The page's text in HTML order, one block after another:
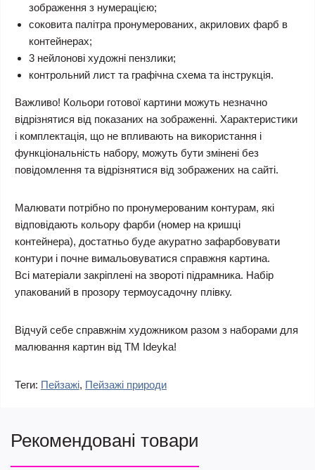
зображення з нумерацією;
соковита палітра пронумерованих, акрилових фарб в
контейнерах;
3 нейлонові художні пензлики;
контрольний лист та графічна схема та інструкція.
Важливо! Кольори готової картини можуть незначно
відрізнятися від показаних на зображенні. Характеристики
і комплектація, що не впливають на використання і
функціональність набору, можуть бути змінені без
повідомлення та відрізнятися від зображених на сайті.
Малювати потрібно по пронумерованим контурам, які
відповідають кольору фарби (номер на кришці
контейнера), достатньо буде акуратно зафарбовувати
контури і почне вимальовуватися справжня картина.
Всі матеріали закріплені на звороті підрамника. Набір
упакований в прозору термоусадочну плівку.
Відчуй себе справжнім художником разом з наборами для
малювання картин від ТМ Ideyka!
Теги: Пейзажі, Пейзажі природи
Рекомендовані товари